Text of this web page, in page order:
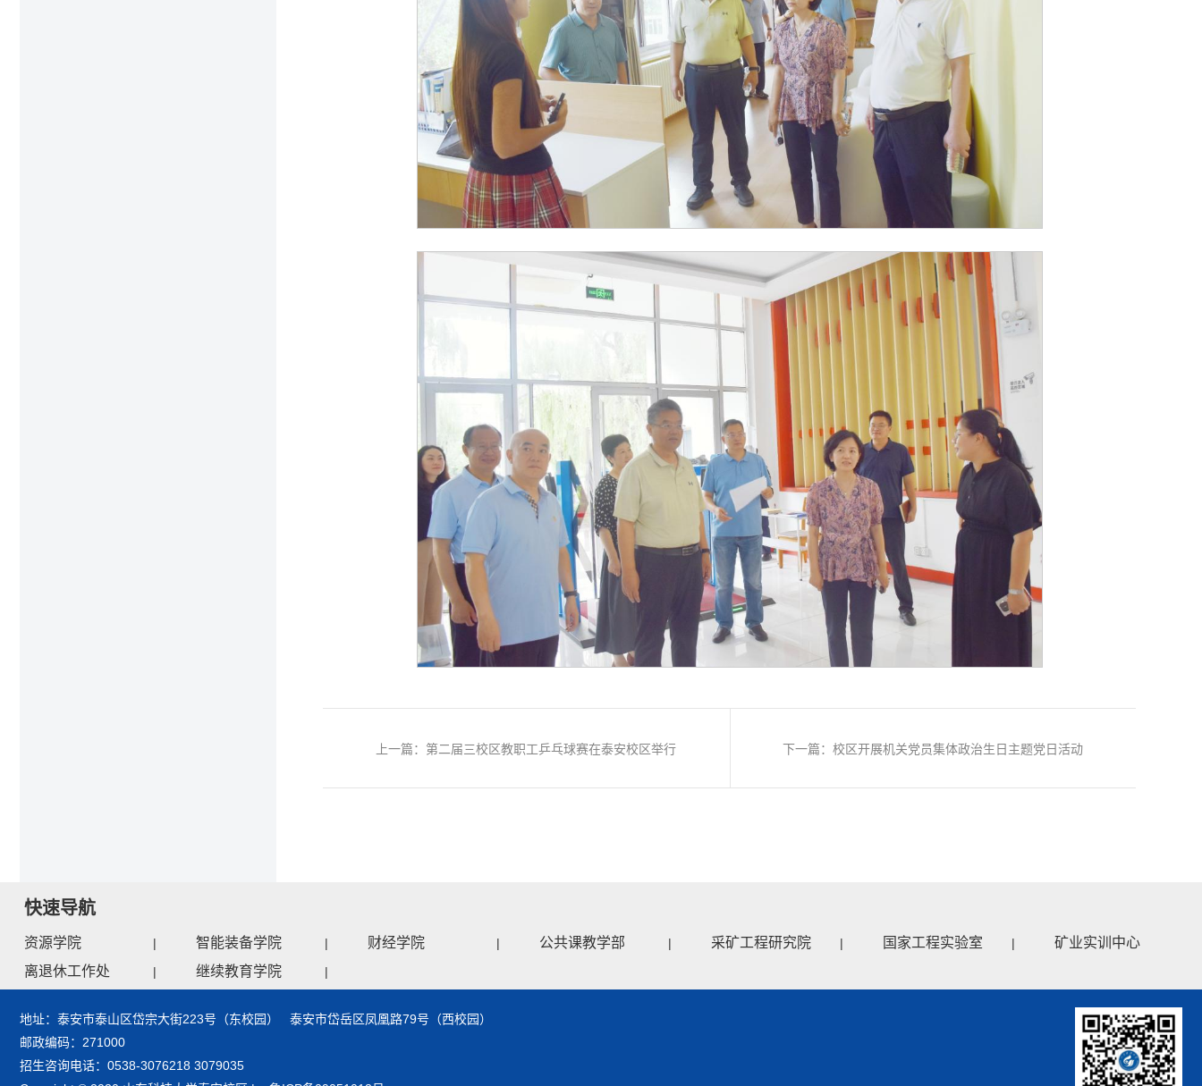
上一篇：第二届三校区教职工乒乓球赛在泰安校区举行 下一篇：校区开展机关党员集体政治生日主题党日活动
快速导航
资源学院 | 智能装备学院 | 财经学院 | 公共课教学部 | 采矿工程研究院 | 国家工程实验室 |
矿业实训中心
离退休工作处
| 继续教育学院 |
地址：泰安市泰山区岱宗大街223号（东校园） 泰安市岱岳区凤凰路79号（西校园）
邮政编码：271000
招生咨询电话：0538-3076218 3079035